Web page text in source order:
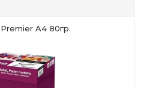
A4 80гр.